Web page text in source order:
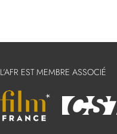
L’AFR EST MEMBRE ASSOCIÉ